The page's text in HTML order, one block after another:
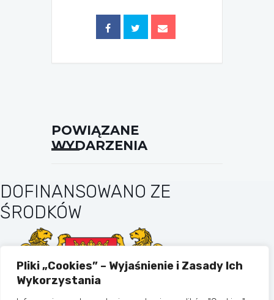
Pliki „Cookies” – Wyjaśnienie i Zasady Ich
Wykorzystania
POWIĄZANE
WYDARZENIA
DOFINANSOWANO ZE
ŚRODKÓW